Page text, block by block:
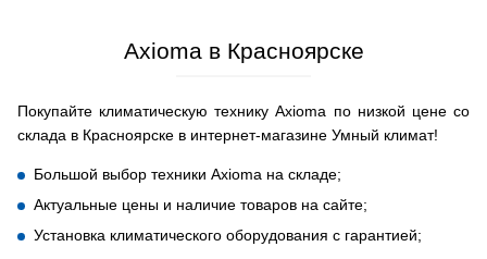
Axioma в Красноярске
Покупайте климатическую технику Axioma по низкой цене со
склада в Красноярске в интернет-магазине Умный климат!
Большой выбор техники Axioma на складе;
Актуальные цены и наличие товаров на сайте;
Установка климатического оборудования с гарантией;